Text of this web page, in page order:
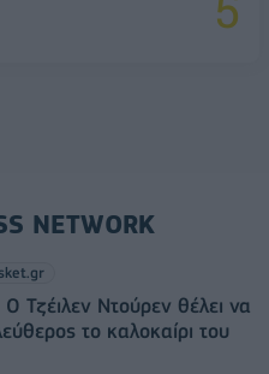
NETWORK
Ο Τζέιλεν Ντούρεν θέλει να
το καλοκαίρι του